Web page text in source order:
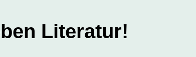
Literatur!